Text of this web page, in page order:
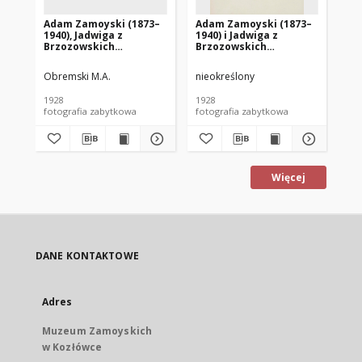
Adam Zamoyski (1873–
1940), Jadwiga z
Brzozowskich
Zamoyska (1908–1998)
oraz
kobieta.
Obremski M.A.
1928
fotografia zabytkowa
Adam Zamoyski (1873–
1940) i Jadwiga z
Brzozowskich
Zamoyska (1908–1998)
nieokreślony
1928
fotografia zabytkowa
Więcej
DANE KONTAKTOWE
Adres
Muzeum Zamoyskich
w Kozłówce